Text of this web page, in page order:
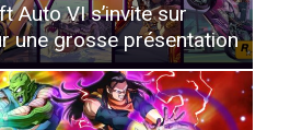
Auto VI s’invite sur
une grosse présentation